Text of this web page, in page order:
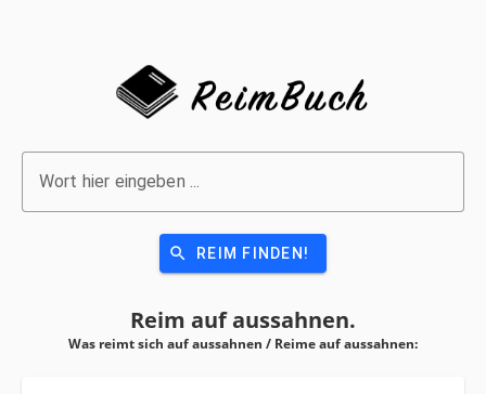
Wort hier eingeben ...
search REIM FINDEN!
Reim aufaussahnen.
Was reimt sich auf aussahnen / Reime aufaussahnen: